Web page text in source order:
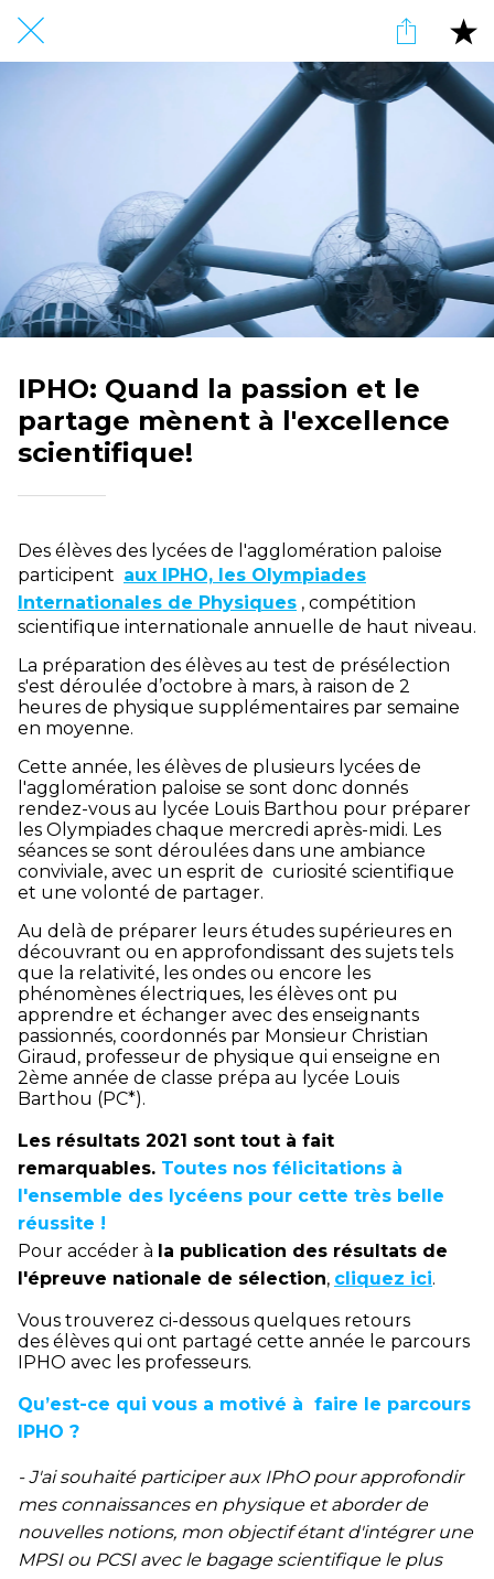
IPHO: Quand la passion et le
partage mènent à l'excellence
scientifique!
Des élèves des lycées de l'agglomération paloise
participent aux IPHO, les Olympiades
Internationales de Physiques , compétition
scientifique internationale annuelle de haut niveau.
La préparation des élèves au test de présélection
s'est déroulée d’octobre à mars, à raison de 2
heures de physique supplémentaires par semaine
en moyenne.
Cette année, les élèves de plusieurs lycées de
l'agglomération paloise se sont donc donnés
rendez-vous au lycée Louis Barthou pour préparer
les Olympiades chaque mercredi après-midi. Les
séances se sont déroulées dans une ambiance
conviviale, avec un esprit de curiosité scientifique
et une volonté de partager.
Au delà de préparer leurs études supérieures en
découvrant ou en approfondissant des sujets tels
que la relativité, les ondes ou encore les
phénomènes électriques, les élèves ont pu
apprendre et échanger avec des enseignants
passionnés, coordonnés par Monsieur Christian
Giraud, professeur de physique qui enseigne en
2ème année de classe prépa au lycée Louis
Barthou (PC*).
Les résultats 2021 sont tout à fait
remarquables. Toutes nos félicitations à
l'ensemble des lycéens pour cette très belle
réussite !
Pour accéder à la publication des résultats de
l'épreuve nationale de sélection, cliquez ici.
Vous trouverez ci-dessous quelques retours
des élèves qui ont partagé cette année le parcours
IPHO avec les professeurs.
Qu’est-ce qui vous a motivé à faire le parcours
IPHO ?
- J'ai souhaité participer aux IPhO pour approfondir
mes connaissances en physique et aborder de
nouvelles notions, mon objectif étant d'intégrer une
MPSI ou PCSI avec le bagage scientifique le plus